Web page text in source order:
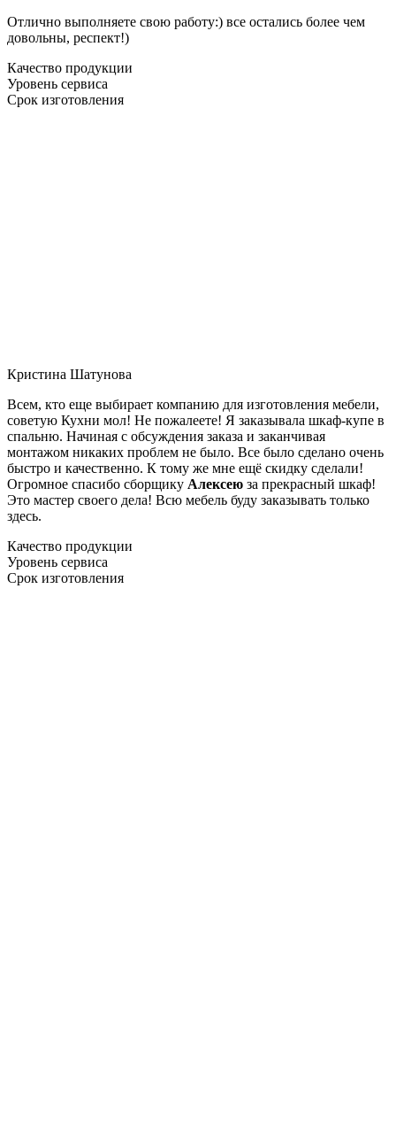
Отлично выполняете свою работу:) все остались более чем
довольны, респект!)
Качество продукции
Уровень сервиса
Срок изготовления
Кристина Шатунова
Всем, кто еще выбирает компанию для изготовления мебели,
советую Кухни мол! Не пожалеете! Я заказывала шкаф-купе в
спальню. Начиная с обсуждения заказа и заканчивая
монтажом никаких проблем не было. Все было сделано очень
быстро и качественно. К тому же мне ещё скидку сделали!
Огромное спасибо сборщику Алексею за прекрасный шкаф!
Это мастер своего дела! Всю мебель буду заказывать только
здесь.
Качество продукции
Уровень сервиса
Срок изготовления